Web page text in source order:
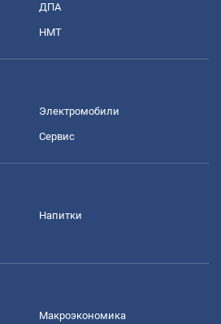
ДПА
НМТ
Электромобили
Сервис
Напитки
Mакроэкономика